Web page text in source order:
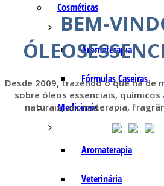
Cosméticas
Aromaterapia
Fórmulas Caseiras
Medicinais
Aromaterapia
Veterinária
BEM-
Desde 2009, trazendo o que há de
sobre óleos essenciais,
naturais, aromaterapia,